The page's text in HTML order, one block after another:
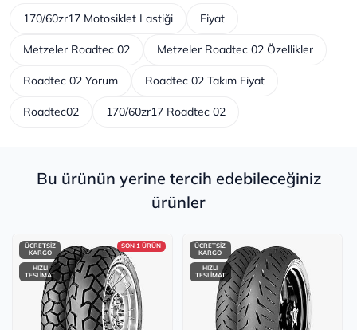
170/60zr17 Motosiklet Lastiği Fiyat
Metzeler Roadtec 02 Metzeler Roadtec 02 Özellikler
Roadtec 02 Yorum Roadtec 02 Takım Fiyat
Roadtec02 170/60zr17 Roadtec 02
Bu ürünün yerine tercih edebileceğiniz
ürünler
ÜCRETSİZ
KARGO
HIZLI
TESLİMAT
SON 1 ÜRÜN
ÜCRETSİZ
KARGO
HIZLI
TESLİMAT